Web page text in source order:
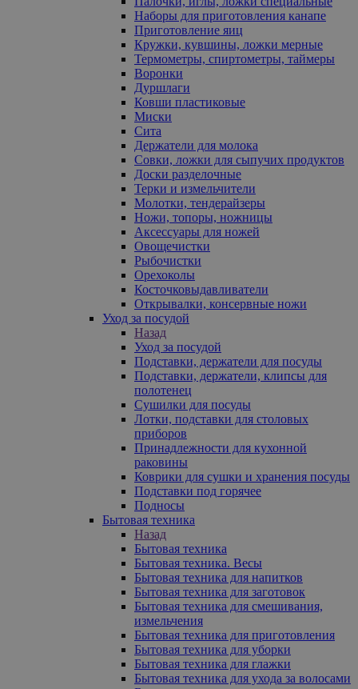
Наборы для приготовления канапе
Приготовление яиц
Кружки, кувшины, ложки мерные
Термометры, спиртометры, таймеры
Воронки
Дуршлаги
Ковши пластиковые
Миски
Сита
Держатели для молока
Совки, ложки для сыпучих продуктов
Доски разделочные
Терки и измельчители
Молотки, тендерайзеры
Ножи, топоры, ножницы
Аксессуары для ножей
Овощечистки
Рыбочистки
Орехоколы
Косточковыдавливатели
Открывалки, консервные ножи
Уход за посудой
Назад
Уход за посудой
Подставки, держатели для посуды
Подставки, держатели, клипсы для
полотенец
Сушилки для посуды
Лотки, подставки для столовых
приборов
Принадлежности для кухонной
раковины
Коврики для сушки и хранения посуды
Подставки под горячее
Подносы
Бытовая техника
Назад
Бытовая техника
Бытовая техника. Весы
Бытовая техника для напитков
Бытовая техника для заготовок
Бытовая техника для смешивания,
измельчения
Бытовая техника для приготовления
Бытовая техника для уборки
Бытовая техника для глажки
Бытовая техника для ухода за волосами